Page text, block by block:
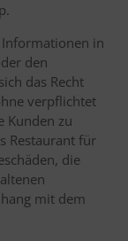
Informationen in
den
das Recht
verpflichtet
Kunden zu
Restaurant für
die
mit dem